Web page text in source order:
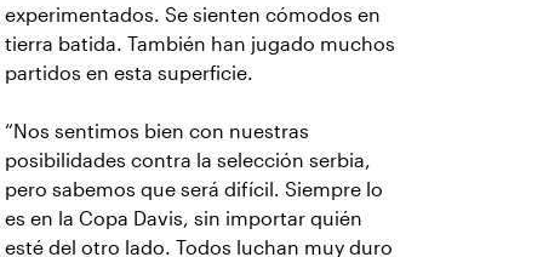
experimentados. Se sienten cómodos en
tierra batida. También han jugado muchos
partidos en esta superficie.
“Nos sentimos bien con nuestras
posibilidades contra la selección serbia,
pero sabemos que será difícil. Siempre lo
es en la Copa Davis, sin importar quién
esté del otro lado. Todos luchan muy duro